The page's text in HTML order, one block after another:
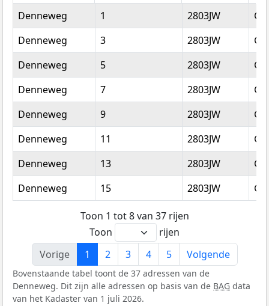
Straatnaam
Huisnummer Postcode
Denneweg 1 2803JW
Denneweg
3 2803JW
Denneweg
5 2803JW
Denneweg
7 2803JW
Denneweg
9 2803JW
Denneweg
11 2803JW
Denneweg
13 2803JW
Denneweg
15 2803JW
Toon 1 tot 8 van 37 rijen
Toon
rijen
Vorige
1 2 3 4 5 Volgende
Bovenstaande tabel toont de 37 adressen van de
Denneweg. Dit zijn alle adressen op basis van de BAG data
van het Kadaster van 1 juli 2026.